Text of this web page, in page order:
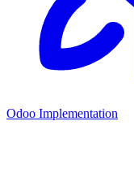
Odoo Implementation